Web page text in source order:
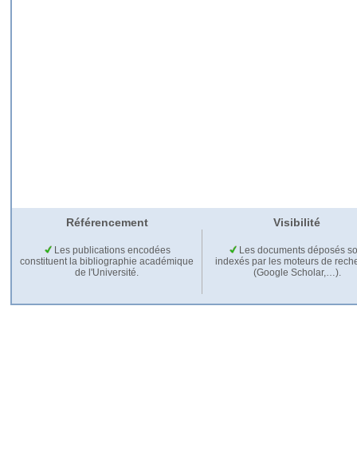
Référencement Visibilité
Les publications encodées
constituent la bibliographie académique
de l'Université.
Les documents déposés
indexés par les moteurs de
(Google Scholar,…).